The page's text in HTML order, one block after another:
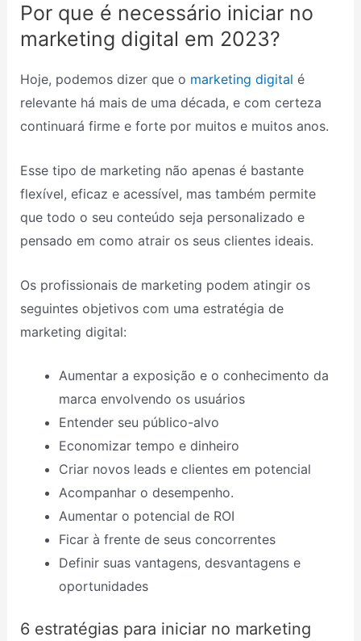
Por que é necessário iniciar no
marketing digital em 2023?
Hoje, podemos dizer que o marketing digital é
relevante há mais de uma década, e com certeza
continuará firme e forte por muitos e muitos anos.
Esse tipo de marketing não apenas é bastante
flexível, eficaz e acessível, mas também permite
que todo o seu conteúdo seja personalizado e
pensado em como atrair os seus clientes ideais.
Os profissionais de marketing podem atingir os
seguintes objetivos com uma estratégia de
marketing digital:
Aumentar a exposição e o conhecimento da
marca envolvendo os usuários
Entender seu público-alvo
Economizar tempo e dinheiro
Criar novos leads e clientes em potencial
Acompanhar o desempenho.
Aumentar o potencial de ROI
Ficar à frente de seus concorrentes
Definir suas vantagens, desvantagens e
oportunidades
6 estratégias para iniciar no marketing